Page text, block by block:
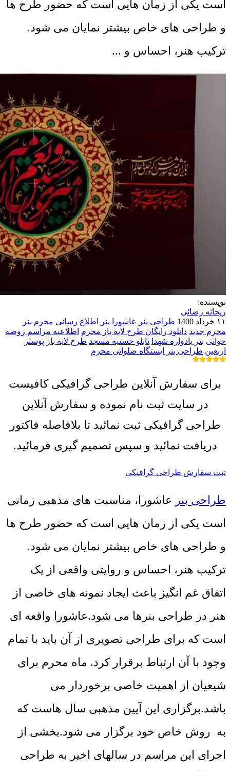
است یکی از زمان هایی است که حضور طرح ها
و طراحی های خاص بیشتر نمایان می شود.
ترکیب هنر، احساس و ...
نویسنده:
ریحانه رضائی
۱۱ خرداد 1400
طراحی بنر عاشورا بنر اطلاع رسانی محرم بنر
محرم جدید دانلود رایگان طرح لایه باز محرم اطلاعیه مراسم روضه
خوانی بنر یادواره شهدا تابلو حسنیه مسجد طرح لایه باز پوستر
اربعین طراحی بنر ایستگاه صلواتی محرم
برای سفارش آنلاین طراحی گرافیکی کافیست
در سایت ثبت نام نموده و سفارش آنلاین
طراحی گرافیکی ثبت نمائید تا بلافاصله فاکتور
دریافت نمائید و سپس تصمیم گیری فرمائید.
ثبت سفارش طراحی گرافیکی
طراحی بنر عاشورا، مناسبت های مذهبی زمانی
است یکی از زمان هایی است که حضور طرح ها
و طراحی های خاص بیشتر نمایان می شود.
ترکیب هنر، احساس و روایتی واقعی از یک
اتفاق غم انگیز باعث ایجاد نمونه های خاصی از
هنر در طراحی بنرها می شود.عاشورا واقعه ای
است که برای طراحی تصویری از آن باید با تمام
وجود با آن ارتباط برقرار کرد. ماه محرم برای
شیعیان از اهمیت خاصی برخوردار می
باشد.برگزاری این آیین مذهبی سال هاست که
به روش خاص خود برگزار می شود.بخشی از
اجرای این مراسم در سالهای اخیر به طراحی